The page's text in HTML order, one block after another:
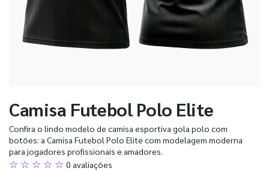
Camisa Futebol Polo Elite
Confira o lindo modelo de camisa esportiva gola polo com
botões: a Camisa Futebol Polo Elite com modelagem moderna
para jogadores profissionais e amadores.
☆ ☆ ☆ ☆ ☆ 0 avaliações